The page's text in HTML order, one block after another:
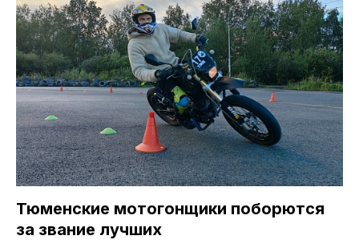
Тюменские мотогонщики поборются
за звание лучших